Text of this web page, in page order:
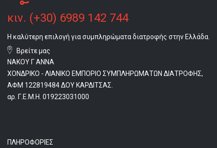
κιν. (+30) 6989 142 744
Η καλύτερη επιλογή για συμπληρώματα διατροφής στην Ελλάδα.
Βρείτε μας
ΝΑΚΟΥ Γ ΑΝΝΑ
ΧΟΝΔΡΙΚΟ - ΛΙΑΝΙΚΟ ΕΜΠΟΡΙΟ ΣΥΜΠΛΗΡΩΜΑΤΩΝ ΔΙΑΤΡΟΦΗΣ,
ΑΦΜ 122819484 ΔΟΥ ΚΑΡΔΙΤΣΑΣ.
αρ. Γ.Ε.Μ.Η. 019223031000
ΠΛΗΡΟΦΟΡΊΕΣ